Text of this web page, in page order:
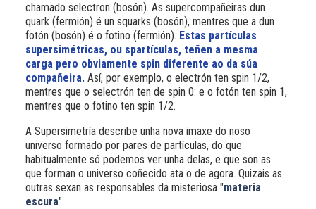
chamado selectron (bosón). As supercompañeiras dun
quark (fermión) é un squarks (bosón), mentres que a dun
fotón (bosón) é o fotino (fermión). Estas partículas
supersimétricas, ou spartículas, teñen a mesma
carga pero obviamente spin diferente ao da súa
compañeira. Así, por exemplo, o electrón ten spin 1/2,
mentres que o selectrón ten de spin 0: e o fotón ten spin 1,
mentres que o fotino ten spin 1/2.
A Supersimetría describe unha nova imaxe do noso
universo formado por pares de partículas, do que
habitualmente só podemos ver unha delas, e que son as
que forman o universo coñecido ata o de agora. Quizais as
outras sexan as responsables da misteriosa "materia
escura".